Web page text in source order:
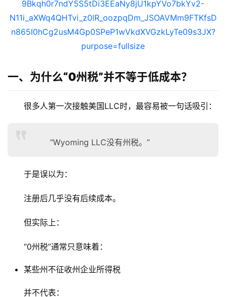
一、为什么“0州税”并不等于低成本？
很多人第一次接触美国LLC时，最容易被一句话吸引：
“Wyoming LLC没有州税。”
于是误以为：
注册后几乎没有后续成本。
但实际上：
“0州税”通常只意味着：
某些州不征收州企业所得税
并不代表：